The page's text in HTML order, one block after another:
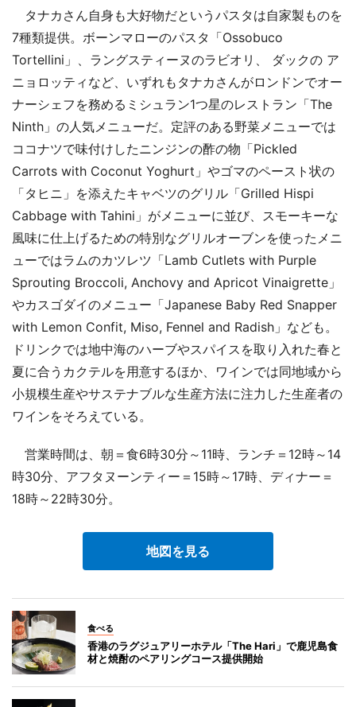
タナカさん自身も大好物だというパスタは自家製ものを
7種類提供。ボーンマローのパスタ「Ossobuco
Tortellini」、ラングスティーヌのラビオリ、 ダックの ア
ニョロッティなど、いずれもタナカさんがロンドンでオー
ナーシェフを務めるミシュラン1つ星のレストラン「The
Ninth」の人気メニューだ。定評のある野菜メニューでは
ココナツで味付けしたニンジンの酢の物「Pickled
Carrots with Coconut Yoghurt」やゴマのペースト状の
「タヒニ」を添えたキャベツのグリル「Grilled Hispi
Cabbage with Tahini」がメニューに並び、スモーキーな
風味に仕上げるための特別なグリルオーブンを使ったメニ
ューではラムのカツレツ「Lamb Cutlets with Purple
Sprouting Broccoli, Anchovy and Apricot Vinaigrette」
やカスゴダイのメニュー「Japanese Baby Red Snapper
with Lemon Confit, Miso, Fennel and Radish」なども。
ドリンクでは地中海のハーブやスパイスを取り入れた春と
夏に合うカクテルを用意するほか、ワインでは同地域から
小規模生産やサステナブルな生産方法に注力した生産者の
ワインをそろえている。
営業時間は、朝＝食6時30分～11時、ランチ＝12時～14
時30分、アフタヌーンティー＝15時～17時、ディナー＝
18時～22時30分。
地図を見る
食べる
香港のラグジュアリーホテル「The Hari」で鹿児島食
材と焼酎のペアリングコース提供開始